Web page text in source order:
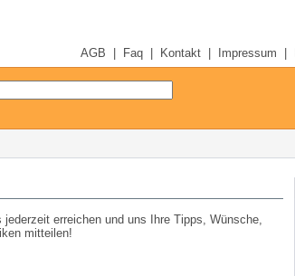
AGB Faq| Kontakt| Impressum
erreichen und uns Ihre Tipps, Wünsche,
mitteilen!